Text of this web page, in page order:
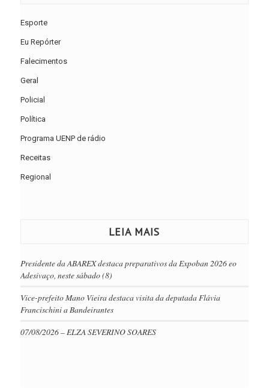
Esporte
Eu Repórter
Falecimentos
Geral
Policial
Política
Programa UENP de rádio
Receitas
Regional
LEIA MAIS
Presidente da ABAREX destaca preparativos da Expoban 2026 eo
Adesivaço, neste sábado (8)
Vice-prefeito Mano Vieira destaca visita da deputada Flávia
Francischini a Bandeirantes
07/08/2026 – ELZA SEVERINO SOARES